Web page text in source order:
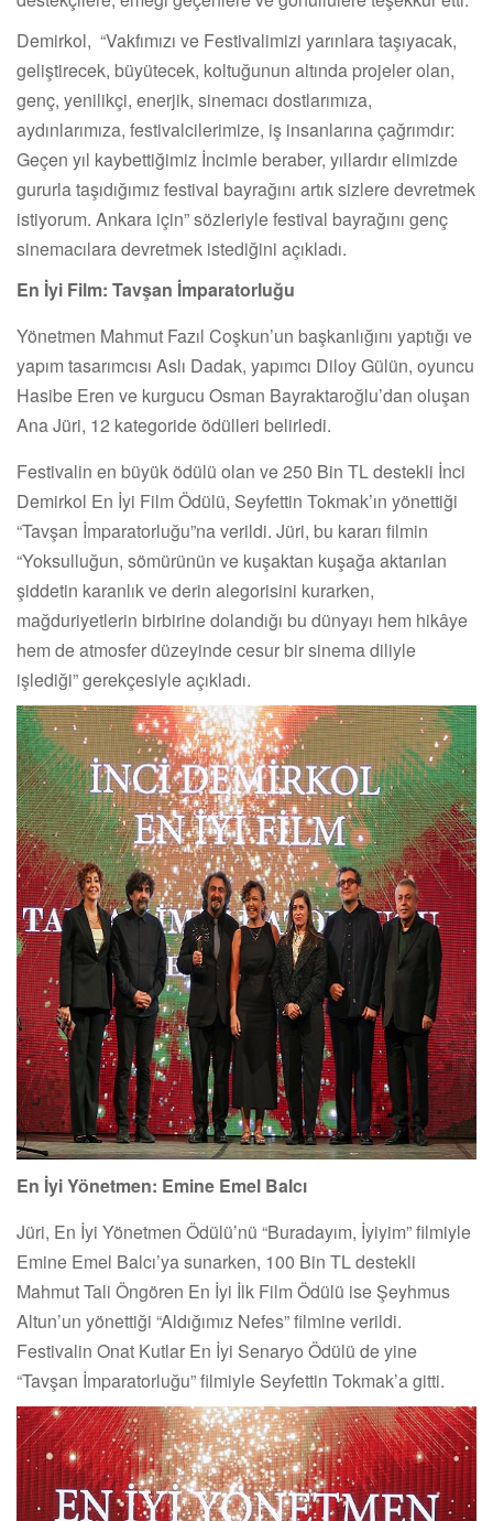
Demirkol, “Vakfımızı ve Festivalimizi yarınlara taşıyacak,
geliştirecek, büyütecek, koltuğunun altında projeler olan,
genç, yenilikçi, enerjik, sinemacı dostlarımıza,
aydınlarımıza, festivalcilerimize, iş insanlarına çağrımdır:
Geçen yıl kaybettiğimiz İncimle beraber, yıllardır elimizde
gururla taşıdığımız festival bayrağını artık sizlere devretmek
istiyorum. Ankara için” sözleriyle festival bayrağını genç
sinemacılara devretmek istediğini açıkladı.
En İyi Film: Tavşan İmparatorluğu
Yönetmen Mahmut Fazıl Coşkun’un başkanlığını yaptığı ve
yapım tasarımcısı Aslı Dadak, yapımcı Diloy Gülün, oyuncu
Hasibe Eren ve kurgucu Osman Bayraktaroğlu’dan oluşan
Ana Jüri, 12 kategoride ödülleri belirledi.
Festivalin en büyük ödülü olan ve 250 Bin TL destekli İnci
Demirkol En İyi Film Ödülü, Seyfettin Tokmak’ın yönettiği
“Tavşan İmparatorluğu”na verildi. Jüri, bu kararı filmin
“Yoksulluğun, sömürünün ve kuşaktan kuşağa aktarılan
şiddetin karanlık ve derin alegorisini kurarken,
mağduriyetlerin birbirine dolandığı bu dünyayı hem hikâye
hem de atmosfer düzeyinde cesur bir sinema diliyle
işlediği” gerekçesiyle açıkladı.
En İyi Yönetmen: Emine Emel Balcı
Jüri, En İyi Yönetmen Ödülü’nü “Buradayım, İyiyim” filmiyle
Emine Emel Balcı’ya sunarken, 100 Bin TL destekli
Mahmut Tali Öngören En İyi İlk Film Ödülü ise Şeyhmus
Altun’un yönettiği “Aldığımız Nefes” filmine verildi.
Festivalin Onat Kutlar En İyi Senaryo Ödülü de yine
“Tavşan İmparatorluğu” filmiyle Seyfettin Tokmak’a gitti.